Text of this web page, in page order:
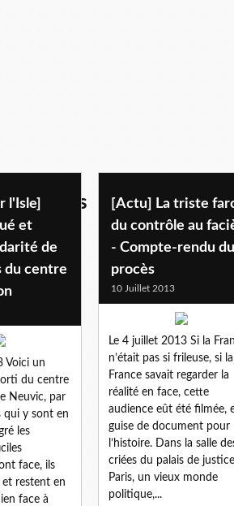
l'Isle]
et
de
du centre
Voici un
du centre
Neuvic, par
qui y sont en
les
face, ils
et restent en
face à
[Actu] La triste
du contrôle au
- Compte-rendu du
procès
10 Juillet 2013
Le 4 juillet 2013 Si la
n’était pas si frileuse, si la
France savait regarder la
réalité en face, cette
audience eût été filmée,
guise de document pour
l’histoire. Dans la salle
criées du palais de
Paris, un vieux monde
politique,...